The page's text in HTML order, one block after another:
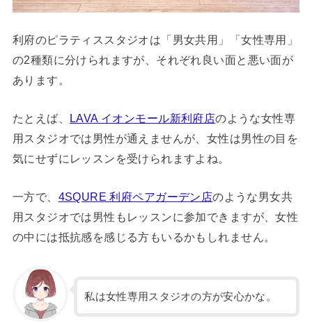
利府のピラティススタジオは「男女共用」「女性専用」
の2種類に分けられますが、それぞれ良い面と悪い面が
あります。
たとえば、 LAVA イオンモール新利府店のような女性専
用スタジオでは男性が通えませんが、女性は男性の目を
気にせずにレッスンを受けられますよね。
一方で、 4SQURE 利府ペアガーデン店のような男女共
用スタジオでは男性もレッスンに参加できますが、女性
の中には抵抗感を感じる方もいるかもしれません。
私は女性専用スタジオの方が安心かな。